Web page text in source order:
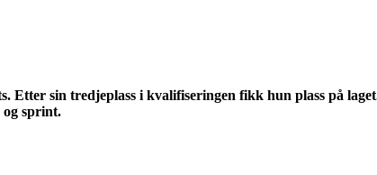
Etter sin tredjeplass i kvalifiseringen fikk hun plass på
og sprint.